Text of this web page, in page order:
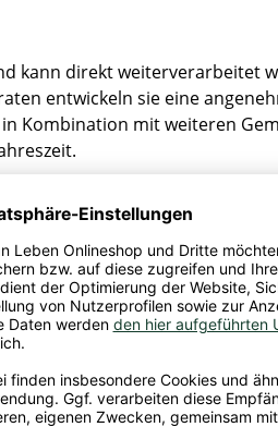
kann direkt weiterverarbeitet
entwickeln sie eine
Kombination mit weiteren
Note des Rosenkohls, die
sorgt er für einen
Wasser, Speisesalz,